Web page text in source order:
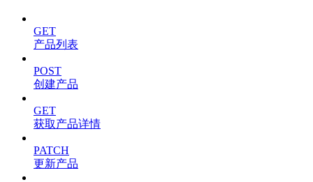
GET
产品列表
POST
创建产品
GET
获取产品详情
PATCH
更新产品